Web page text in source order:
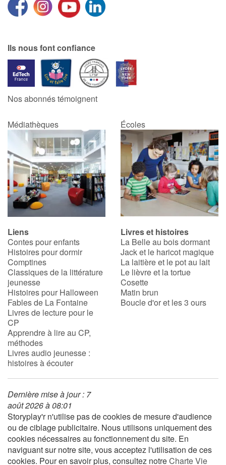
Ils nous font confiance
Nos abonnés témoignent
Médiathèques Écoles
Liens
Contes pour enfants
Histoires pour dormir
Comptines
Classiques de la littérature
jeunesse
Histoires pour Halloween
Fables de La Fontaine
Livres de lecture pour le
CP
Apprendre à lire au CP,
méthodes
Livres audio jeunesse :
histoires à écouter
Livres et histoires
La Belle au bois dormant
Jack et le haricot magique
La laitière et le pot au lait
Le lièvre et la tortue
Cosette
Matin brun
Boucle d'or et les 3 ours
Dernière mise à jour : 7
août 2026 à 08:01
Storyplay'r n'utilise pas de cookies de mesure d'audience
ou de ciblage publicitaire. Nous utilisons uniquement des
cookies nécessaires au fonctionnement du site. En
naviguant sur notre site, vous acceptez l'utilisation de ces
cookies. Pour en savoir plus, consultez notreCharte Vie